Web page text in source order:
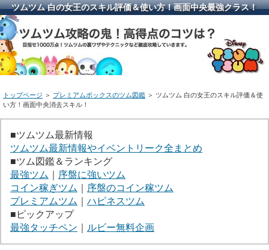
ツムツム 白の女王のスキル評価＆使い方！画面中央最強クラス！
トップページ ＞ プレミアムボックスのツム図鑑 ＞ ツムツム 白の女王のスキル評価＆使
い方！画面中央消去スキル！
■ツムツム最新情報
ツムツム最新情報やイベントリーク全まとめ
■ツム図鑑＆ランキング
最強ツム
序盤に強いツム
コイン稼ぎツム
序盤のコイン稼ツム
プレミアムツム
ハピネスツム
■ピックアップ
最強タッチペン
ルビー無料企画